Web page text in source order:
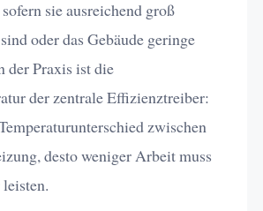
sie ausreichend groß
oder das Gebäude geringe
der Praxis ist die
der zentrale Effizienztreiber:
zwischen
desto weniger Arbeit muss